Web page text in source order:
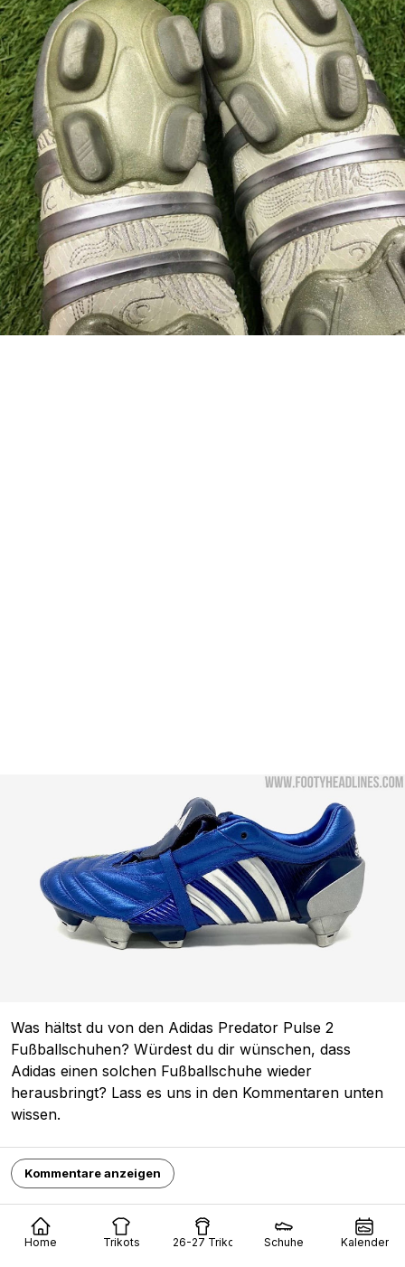
Home Trikots 26-27 Trikots Schuhe Kalender
Was hältst du von den Adidas Predator Pulse 2
Fußballschuhen? Würdest du dir wünschen, dass
Adidas einen solchen Fußballschuhe wieder
herausbringt? Lass es uns in den Kommentaren unten
wissen.
Kommentare anzeigen
adidas Predator Predator Pulse
Schuhe
Teilen